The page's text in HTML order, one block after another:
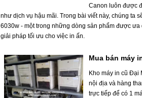
Canon luôn được
như dịch vụ hậu mãi. Trong bài viết này, chúng ta
6030w - một trong những dòng sản phẩm được
giải pháp tối ưu cho việc in ấn.
Mua bán máy
Kho máy in cũ Đại
nội địa và hàng
trực tiếp để có 1